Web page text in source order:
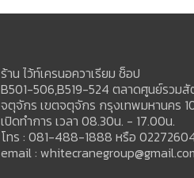
ร้าน ไว้ท์เครนอควาเรียม ช็อป
B501-506,B519-524 ตลาดศูนย์รวมสั
จตุจักร เขตจตุจักร กรุงเทพมหานคร
เปิดทำการ เวลา 08.30น. - 17.00น.
โทร : 081-488-1888 หรือ
email :